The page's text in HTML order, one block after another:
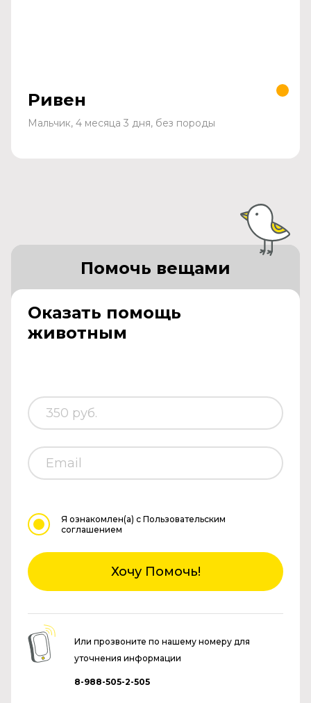
Ривен
Мальчик, 4 месяца 3 дня, без породы
Оказать помощь
животным
Помочь вещами
Я ознакомлен(а) с Пользовательским
соглашением
Хочу Помочь!
Или прозвоните по нашему номеру для
уточнения информации
8-988-505-2-505